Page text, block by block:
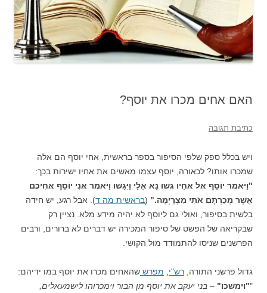
האם אחים מכרו את יוסף?
כתיבת תגובה
ויש בכלל ספק שלפי הסיפור בספר בראשית, אחי יוסף הם אלה
שמכרו אותו? לכאורה, יוסף עצמו מאשים את אחיו ישירות בכך:
"וַיֹּאמֶר יוֹסֵף אֶל אֶחָיו גְּשׁוּ נָא אֵלַי וַיִּגָּשׁוּ וַיֹּאמֶר אֲנִי יוֹסֵף אֲחִיכֶם
אֲשֶׁר מְכַרְתֶּם אֹתִי מִצְרָיְמָה." (בראשית מה ד). אבל רגע, יש חידה
בלשית בסיפור, ואולי גם ליוסף לא יהיה מידע מלא. נציין רק
שבקריאה של הפשט של סיפור המכירה יש דברים לא ברורים, ורבים
הפרשנים שניסו להתמודד מול הקושי.
גדול פרשני התורה, רש"י מפרש שהאחים מכרו את יוסף במו ידיהם:
""וימשכו" – בני יעקב את יוסף מן הבור וימכרוהו לישמעאלים,